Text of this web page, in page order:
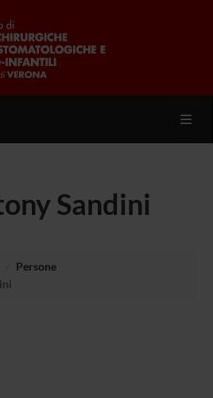
Sandini
Persone